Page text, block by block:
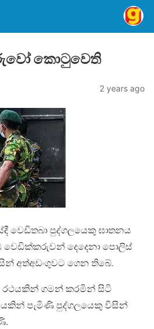
කොටුවෙති
2 years ago
වෙඩිතබා පුද්ගලයෙකු ඝාතනය
වෙඩික්කරුවන් දෙදෙනා පොලිස්
අත්අඩංගුවට ගෙන තිබේ.
රථයකින් ගමන් කරමින් සිටි
පැමිණි පුද්ගලයෙකු විසින්